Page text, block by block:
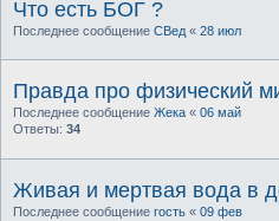
Что есть БОГ ?
Последнее сообщение СВед « 28 июл
Правда про физический
Последнее сообщение Жека « 06 май
Ответы: 34
Живая и мертвая вода в
Последнее сообщение гость « 09 фев